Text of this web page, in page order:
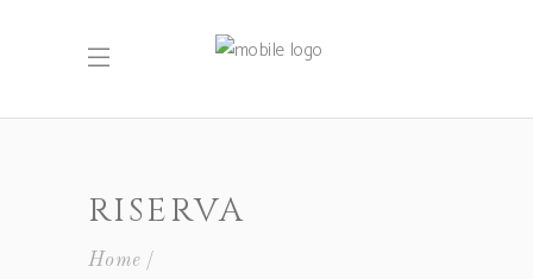
RISERVA
Home